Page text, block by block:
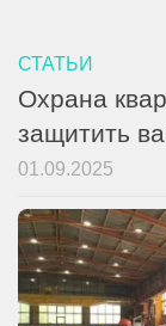
СТАТЬИ
Охрана
защитить
01.09.2025